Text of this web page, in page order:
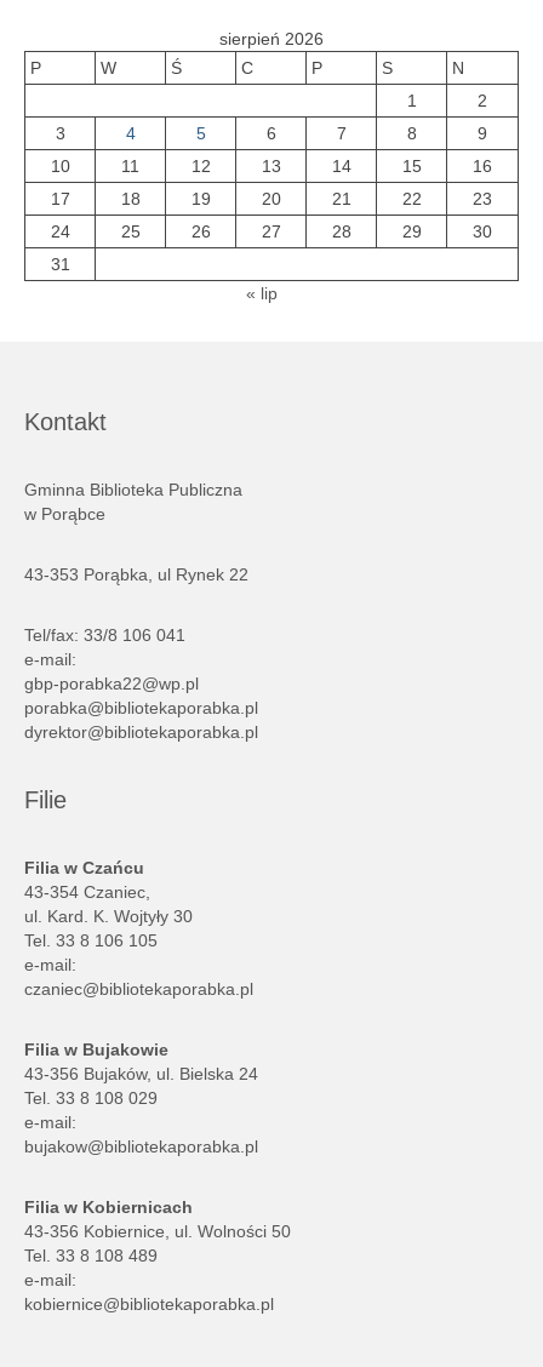
Internet
Kontakt
Dane kontaktowe
Nota prawna
sierpień 2026
P
W Ś C P S
N
1
2
3
4 5 6 7 8
9
10
11 12 13 14 15
16
17
18 19 20 21 22
23
24
25 26 27 28 29
30
31
« lip
Kontakt
Gminna Biblioteka Publiczna
w Porąbce
43-353 Porąbka, ul Rynek 22
Tel/fax: 33/8 106 041
e-mail:
gbp-porabka22@wp.pl
porabka@bibliotekaporabka.pl
dyrektor@bibliotekaporabka.pl
Filie
Filia w Czańcu
43-354 Czaniec,
ul. Kard. K. Wojtyły 30
Tel. 33 8 106 105
e-mail:
czaniec@bibliotekaporabka.pl
Filia w Bujakowie
43-356 Bujaków, ul. Bielska 24
Tel. 33 8 108 029
e-mail:
bujakow@bibliotekaporabka.pl
Filia w Kobiernicach
43-356 Kobiernice, ul. Wolności 50
Tel. 33 8 108 489
e-mail:
kobiernice@bibliotekaporabka.pl